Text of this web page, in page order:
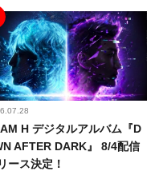
H デジタルアルバム『D
AFTER DARK』 8/4配信
ース決定！